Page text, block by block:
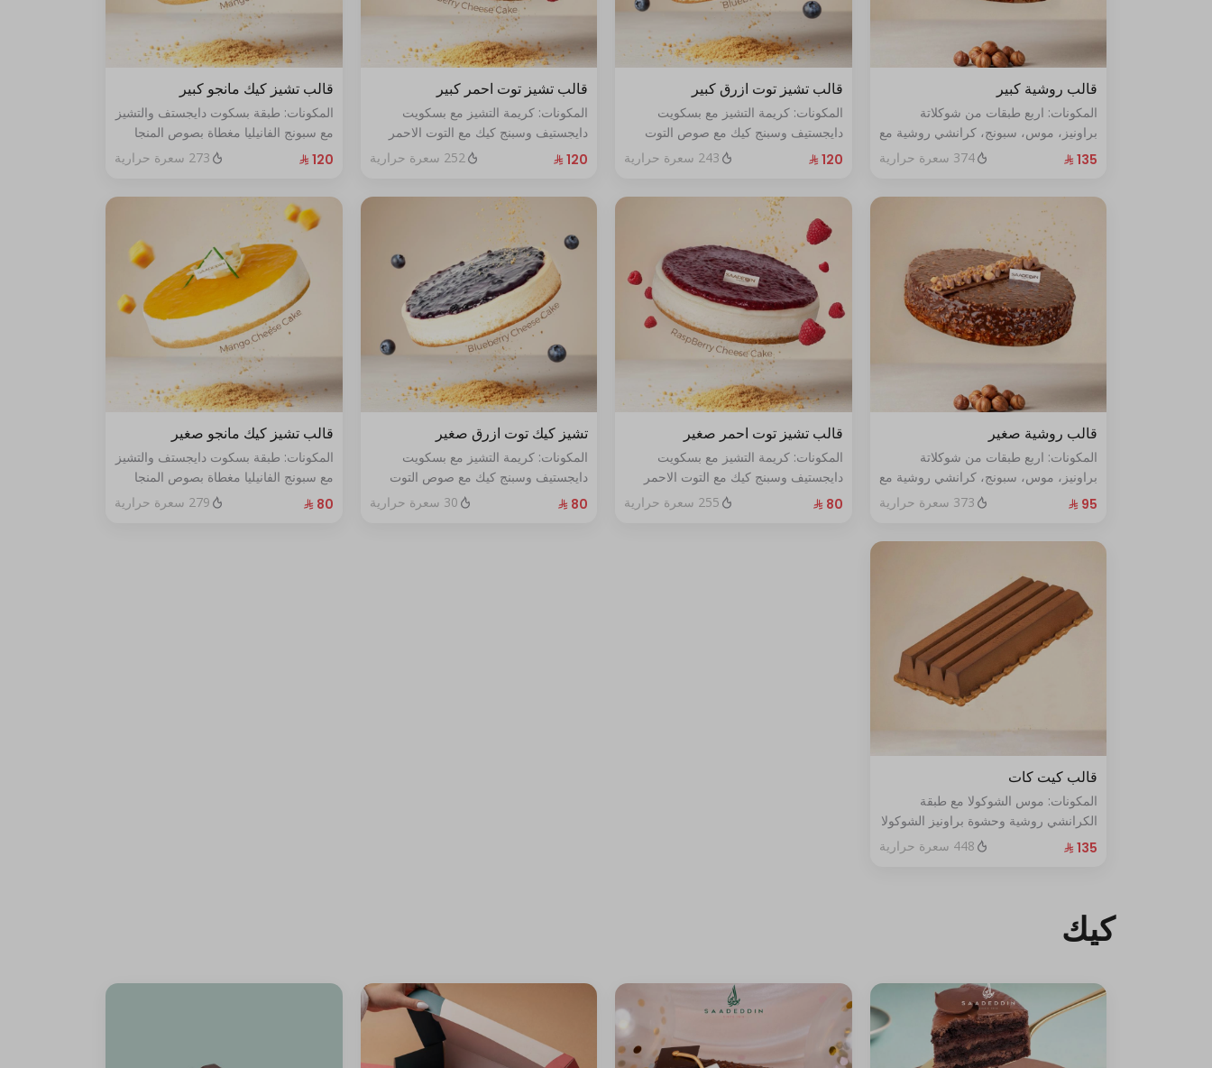
قالب روشية كبير
المكونات: اربع طبقات من شوكلاتة
براونيز، موس، سبونج، كرانشي روشية مع
البندق الحجم الحجم:كبير يكفي١٢شخص
374 سعرة حرارية
قالب تشيز توت ازرق كبير
المكونات: كريمة التشيز مع بسكويت
دايجستيف وسبنج كيك مع صوص التوت
الأزرق الطازج الحجم:كبير يكفي١٢شخص
243 سعرة حرارية
قالب تشيز توت احمر كبير
المكونات: كريمة التشيز مع بسكويت
دايجستيف وسبنج كيك مع التوت الاحمر
الطازج الحجم:كبير يكفي١٢شخص
252 سعرة حرارية
قالب تشيز كيك مانجو كبير
المكونات: طبقة بسكوت دايجستف والتشيز
مع سبونج الفانيليا مغطاة بصوص المنجا
الحجم: كبير يكفي ١٢ اشخاص
273 سعرة حرارية
قالب روشية صغير
المكونات: اربع طبقات من شوكلاتة
براونيز، موس، سبونج، كرانشي روشية مع
البندق الحجم: صغير يكفي ٧ أشخاص373 سعرة حرارية
قالب تشيز توت احمر صغير
المكونات: كريمة التشيز مع بسكويت
دايجستيف وسبنج كيك مع التوت الاحمر
الطازج الحجم:صغير يكفي٧شخص
255 سعرة حرارية
تشيز كيك توت ازرق صغير
المكونات: كريمة التشيز مع بسكويت
دايجستيف وسبنج كيك مع صوص التوت
الأزرق الطازج الحجم:صغير يكفي٧شخص
30 سعرة حرارية
قالب تشيز كيك مانجو صغير
المكونات: طبقة بسكوت دايجستف والتشيز
مع سبونج الفانيليا مغطاة بصوص المنجا
الحجم: صغير يكفي ٧ اشخاص
279 سعرة حرارية
قالب كيت كات
المكونات: موس الشوكولا مع طبقة
الكرانشي روشية وحشوة براونيز الشوكولا
المغطاة بالكراميل
448 سعرة حرارية
كيك